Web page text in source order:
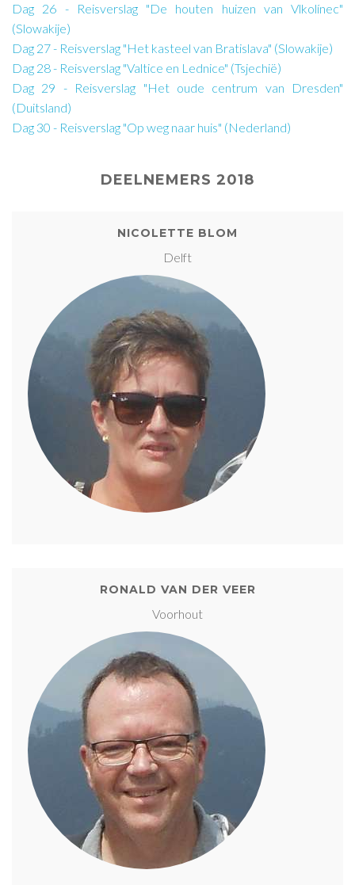
Dag 26 - Reisverslag "De houten huizen van Vlkolínec"
(Slowakije)
Dag 27 - Reisverslag "Het kasteel van Bratislava" (Slowakije)
Dag 28 - Reisverslag "Valtice en Lednice" (Tsjechië)
Dag 29 - Reisverslag "Het oude centrum van Dresden"
(Duitsland)
Dag 30 - Reisverslag "Op weg naar huis" (Nederland)
DEELNEMERS 2018
NICOLETTE BLOM
Delft
RONALD VAN DER VEER
Voorhout